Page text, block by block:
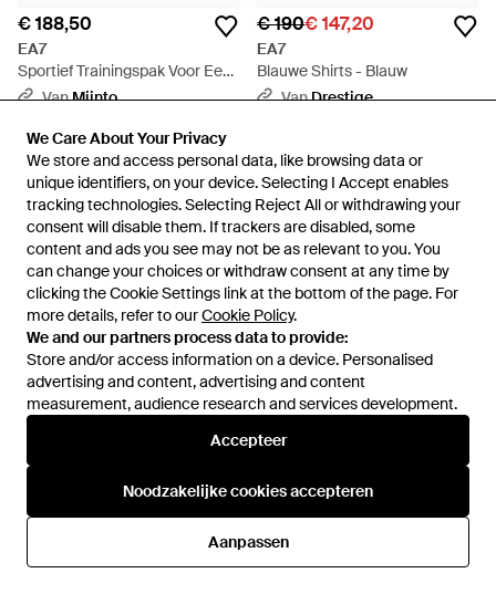
We Care About Your Privacy
We store and access personal data, like browsing data or
unique identifiers, on your device. Selecting I Accept enables
tracking technologies. Selecting Reject All or withdrawing your
consent will disable them. If trackers are disabled, some
content and ads you see may not be as relevant to you. You
can change your choices or withdraw consent at any time by
clicking the Cookie Settings link at the bottom of the page. For
more details, refer to ourCookie Policy.
We and our partners process data to provide:
Store and/or access information on a device. Personalised
advertising and content, advertising and content
measurement, audience research and services development.
Accepteer
Noodzakelijke cookies accepteren
Aanpassen
We Care About Your Privacy
We store and access personal data, like browsing data or
unique identifiers, on your device. Selecting I Accept enables
tracking technologies. Selecting Reject All or withdrawing your
consent will disable them. If trackers are disabled, some
content and ads you see may not be as relevant to you. You
can change your choices or withdraw consent at any time by
clicking the Cookie Settings link at the bottom of the page. For
more details, refer to ourCookie Policy.
We and our partners process data to provide:
Store and/or access information on a device. Personalised
advertising and content, advertising and content
measurement, audience research and services development.
Accepteer
Noodzakelijke cookies accepteren
Aanpassen
€ 188,50
EA7
Sportief Trainingspak Voor Een
Actieve Levensstijl - Zwart
VanMiinto
€ 190€ 147,20
EA7
Blauwe Shirts - Blauw
VanDrestige
EA7
Fitness ,Blauw ,Katoen Cotton
Sporty Trainingspak Met
Capuchon En Joggingbroek -
VanMiinto
€ 172
Fitness ,Zwart ,Katoen Stijlvolle
VanMiinto